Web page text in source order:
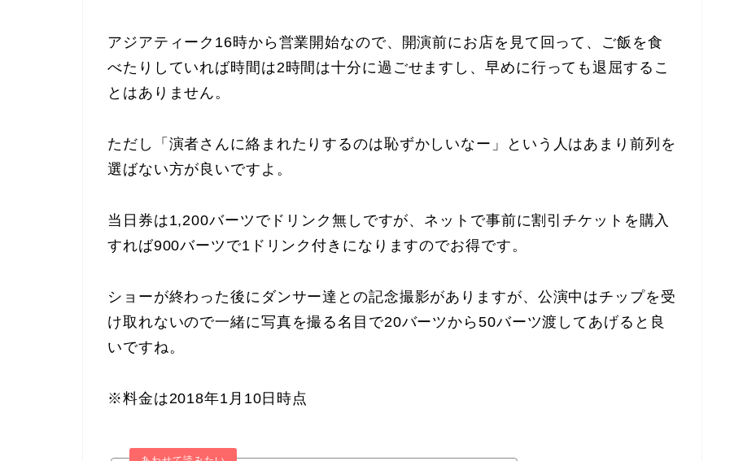
アジアティーク16時から営業開始なので、開演前にお店を見て回って、ご飯を食
べたりしていれば時間は2時間は十分に過ごせますし、早めに行っても退屈するこ
とはありません。
ただし「演者さんに絡まれたりするのは恥ずかしいなー」という人はあまり前列を
選ばない方が良いですよ。
当日券は1,200バーツでドリンク無しですが、ネットで事前に割引チケットを購入
すれば900バーツで1ドリンク付きになりますのでお得です。
ショーが終わった後にダンサー達との記念撮影がありますが、公演中はチップを受
け取れないので一緒に写真を撮る名目で20バーツから50バーツ渡してあげると良
いですね。
※料金は2018年1月10日時点